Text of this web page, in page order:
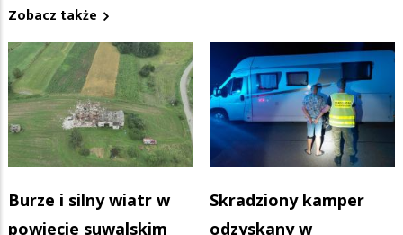
Zobacz także
Burze i silny wiatr w
powiecie suwalskim
Skradziony kamper
odzyskany w